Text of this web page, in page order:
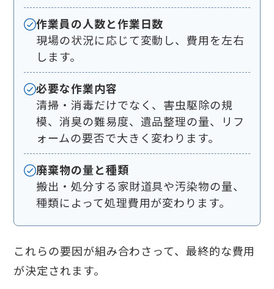
作業員の人数と作業日数
現場の状況に応じて変動し、費用を左右
します。
必要な作業内容
清掃・消毒だけでなく、害虫駆除の規
模、消臭の難易度、遺品整理の量、リフ
ォームの要否で大きく変わります。
廃棄物の量と種類
搬出・処分する家財道具や汚染物の量、
種類によって処理費用が変わります。
これらの要因が組み合わさって、最終的な費用
が決定されます。